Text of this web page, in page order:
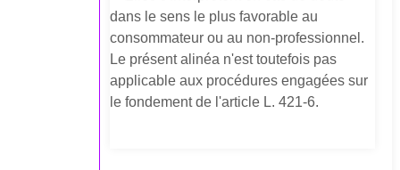
dans le sens le plus favorable au
consommateur ou au non-professionnel.
Le présent alinéa n'est toutefois pas
applicable aux procédures engagées sur
le fondement de l'article L. 421-6.